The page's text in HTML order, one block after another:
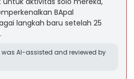
BApal
langkah baru setelah 25
AI-assisted and reviewed by